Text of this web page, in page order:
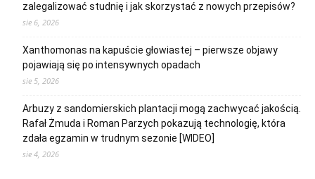
zalegalizować studnię i jak skorzystać z nowych przepisów?
sie 6, 2026
Xanthomonas na kapuście głowiastej – pierwsze objawy
pojawiają się po intensywnych opadach
sie 5, 2026
Arbuzy z sandomierskich plantacji mogą zachwycać jakością.
Rafał Żmuda i Roman Parzych pokazują technologię, która
zdała egzamin w trudnym sezonie [WIDEO]
sie 4, 2026